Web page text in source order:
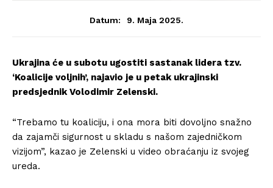
Datum: 9. Maja 2025.
Ukrajina će u subotu ugostiti sastanak lidera tzv.
‘Koalicije voljnih’, najavio je u petak ukrajinski
predsjednik Volodimir Zelenski.
“Trebamo tu koaliciju, i ona mora biti dovoljno snažno
da zajamči sigurnost u skladu s našom zajedničkom
vizijom”, kazao je Zelenski u video obraćanju iz svojeg
ureda.